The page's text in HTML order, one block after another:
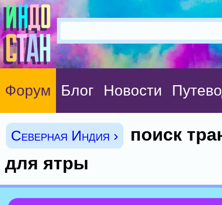
Форум Блог Новости
Северная Индия ›
поиск
для ятры